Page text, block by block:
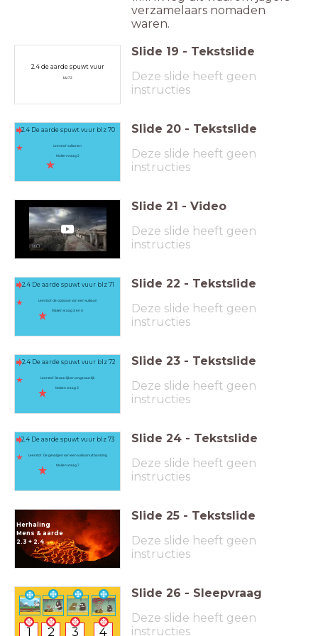
verzamelaars nomaden
waren.
2.4 de aarde spuwt vuur
blz 72
Slide 19 - Tekstslide
Deze slide heeft geen
instructies
2.4 De aarde spuwt vuur blz 70
Leerstof vulkanen
Maken vraag 2
Slide 20 - Tekstslide
Deze slide heeft geen
instructies
Slide 21 - Video
Deze slide heeft geen
instructies
2.4 De aarde spuwt vuur blz 71
Leerstof de opbouw van een vulkaan
Maken vraag 3 en 4
Slide 22 - Tekstslide
Deze slide heeft geen
instructies
2.4 De aarde spuwt vuur blz 72
Leerstof Gevaarlijk en ongevaarlijk
Maken vraag 5
Slide 23 - Tekstslide
Deze slide heeft geen
instructies
2.4 De aarde spuwt vuur blz 73
Leerstof De gevolgen van een vulkaanuitbarsting
Maken vraag 7
Slide 24 - Tekstslide
Deze slide heeft geen
instructies
Herhaling
Mens & aarde
2.3 + 2.4
Slide 25 - Tekstslide
Deze slide heeft geen
instructies
1 2 3 4
Slide 26 - Sleepvraag
Deze slide heeft geen
instructies